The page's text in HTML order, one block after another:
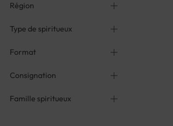
Région
Type de spiritueux
Format
Consignation
Famille spiritueux